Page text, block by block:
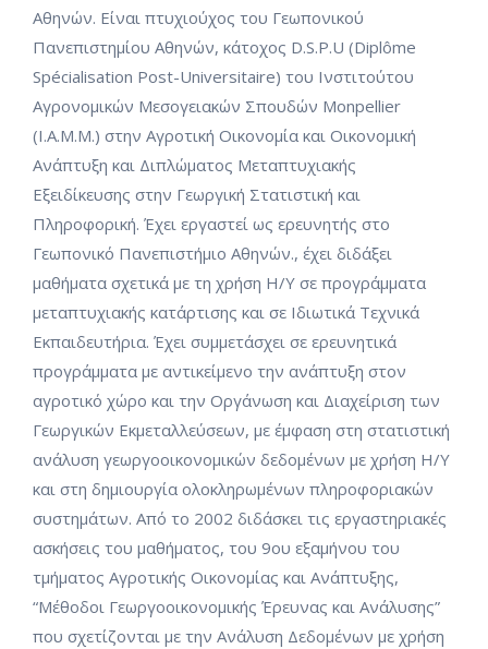
Αθηνών. Είναι πτυχιούχος του Γεωπονικού
Πανεπιστημίου Αθηνών, κάτοχος D.S.P.U (Diplôme
Spécialisation Post-Universitaire) του Ινστιτούτου
Αγρονομικών Μεσογειακών Σπουδών Monpellier
(I.A.M.M.) στην Αγροτική Οικονομία και Οικονομική
Ανάπτυξη και Διπλώματος Μεταπτυχιακής
Εξειδίκευσης στην Γεωργική Στατιστική και
Πληροφορική. Έχει εργαστεί ως ερευνητής στο
Γεωπονικό Πανεπιστήμιο Αθηνών., έχει διδάξει
μαθήματα σχετικά με τη χρήση Η/Υ σε προγράμματα
μεταπτυχιακής κατάρτισης και σε Ιδιωτικά Τεχνικά
Εκπαιδευτήρια. Έχει συμμετάσχει σε ερευνητικά
προγράμματα με αντικείμενο την ανάπτυξη στον
αγροτικό χώρο και την Οργάνωση και Διαχείριση των
Γεωργικών Εκμεταλλεύσεων, με έμφαση στη στατιστική
ανάλυση γεωργοοικονομικών δεδομένων με χρήση Η/Υ
και στη δημιουργία ολοκληρωμένων πληροφοριακών
συστημάτων. Από το 2002 διδάσκει τις εργαστηριακές
ασκήσεις του μαθήματος, του 9ου εξαμήνου του
τμήματος Αγροτικής Οικονομίας και Ανάπτυξης,
“Μέθοδοι Γεωργοοικονομικής Έρευνας και Ανάλυσης”
που σχετίζονται με την Ανάλυση Δεδομένων με χρήση